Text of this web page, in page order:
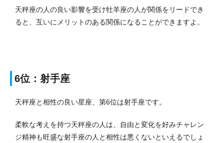
天秤座の人の良い影響を受け牡羊座の人が関係をリードでき
ると、互いにメリットのある関係になることができますよ。
6位：射手座
天秤座と相性の良い星座、第6位は射手座です。
柔軟な考えを持つ天秤座の人は、自由と変化を好みチャレン
ジ精神も旺盛な射手座の人と相性は悪くないといえるでしょ